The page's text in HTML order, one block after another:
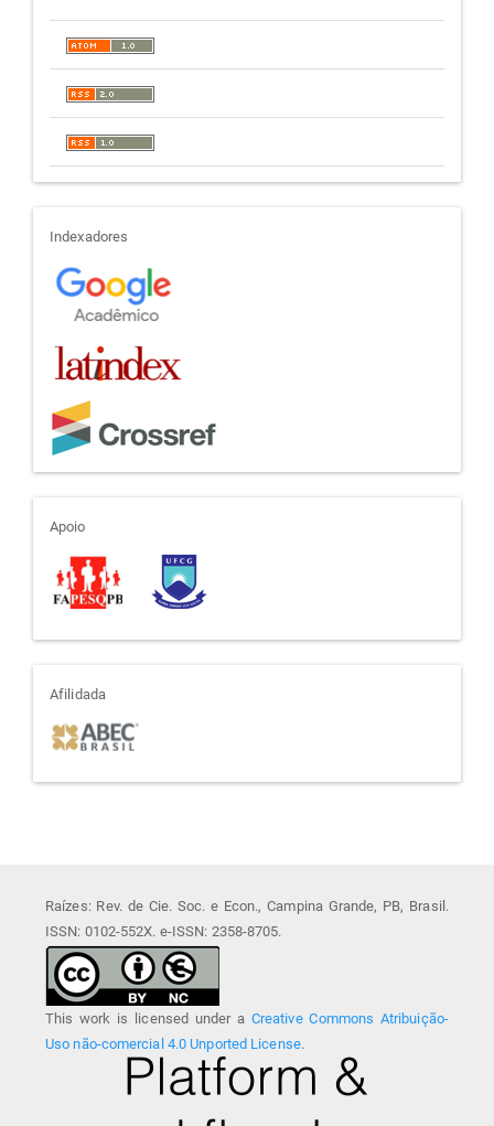
indexadores
Indexadores
apoio
Apoio
afiliada
Afilidada
Raízes: Rev. de Cie. Soc. e Econ., Campina Grande, PB, Brasil.
ISSN: 0102-552X. e-ISSN: 2358-8705.
This work is licensed under a Creative Commons Atribuição-
Uso não-comercial 4.0 Unported License.